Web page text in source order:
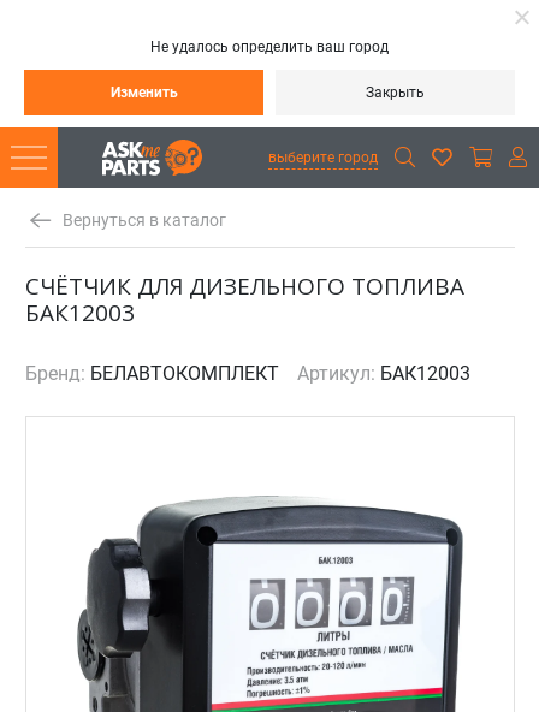
Не удалось определить ваш город
Изменить Закрыть
выберите город
Вернуться в каталог
СЧЁТЧИК ДЛЯ ДИЗЕЛЬНОГО ТОПЛИВА
БАК12003
Бренд: БЕЛАВТОКОМПЛЕКТ Артикул: БАК12003